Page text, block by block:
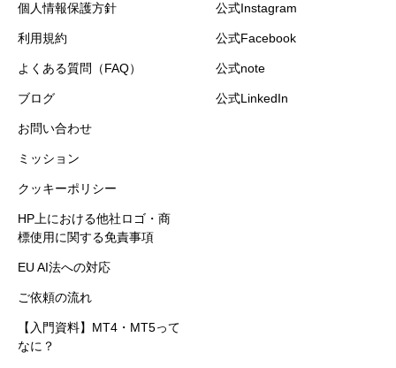
個人情報保護方針
利用規約
よくある質問（FAQ）
ブログ
お問い合わせ
ミッション
クッキーポリシー
HP上における他社ロゴ・商
標使用に関する免責事項
EU AI法への対応
ご依頼の流れ
【入門資料】MT4・MT5って
なに？
公式Instagram
公式Facebook
公式note
公式LinkedIn